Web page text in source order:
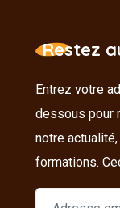
Restez
Entrez votre
dessous pour
notre
formations.